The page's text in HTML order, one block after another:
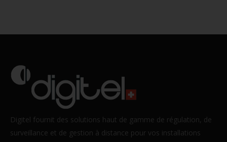
Digitel fournit des solutions haut de gamme de régulation, de
surveillance et de gestion à distance pour vos installations